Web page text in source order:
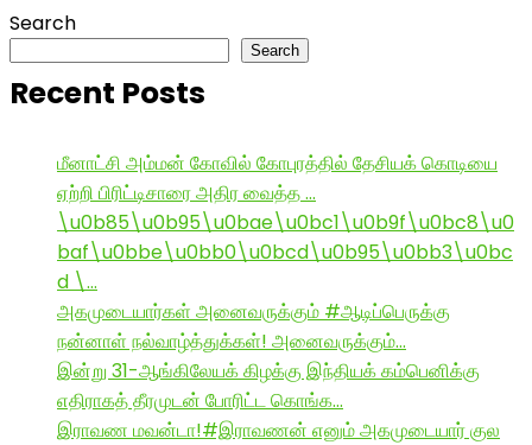
Search
Search
Recent Posts
மீனாட்சி அம்மன் கோவில் கோபுரத்தில் தேசியக் கொடியை
ஏற்றி பிரிட்டிசாரை அதிர வைத்த …
\u0b85\u0b95\u0bae\u0bc1\u0b9f\u0bc8\u0
baf\u0bbe\u0bb0\u0bcd\u0b95\u0bb3\u0bc
d \…
அகமுடையார்கள் அனைவருக்கும் #ஆடிப்பெருக்கு
நன்னாள் நல்வாழ்த்துக்கள்! அனைவருக்கும்…
இன்று 31-ஆங்கிலேயக் கிழக்கு இந்தியக் கம்பெனிக்கு
எதிராகத் தீரமுடன் போரிட்ட கொங்க…
இராவண மவன்டா!#இராவணன் எனும் அகமுடையார் குல